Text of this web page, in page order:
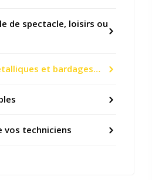
de spectacle, loisirs ou
et bardages…
vos techniciens